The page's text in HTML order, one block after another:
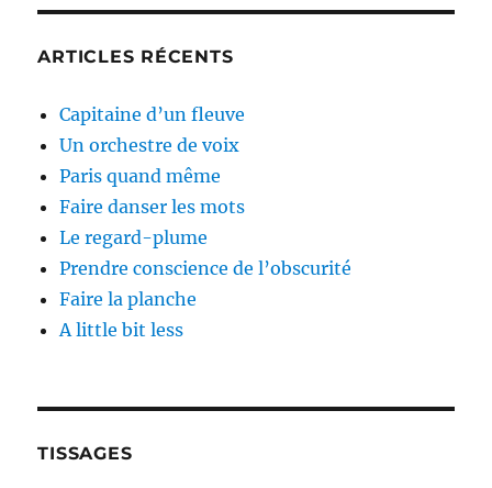
ARTICLES RÉCENTS
Capitaine d’un fleuve
Un orchestre de voix
Paris quand même
Faire danser les mots
Le regard-plume
Prendre conscience de l’obscurité
Faire la planche
A little bit less
TISSAGES